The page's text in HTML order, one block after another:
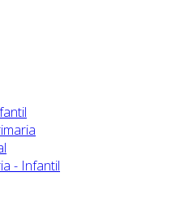
- Infantil